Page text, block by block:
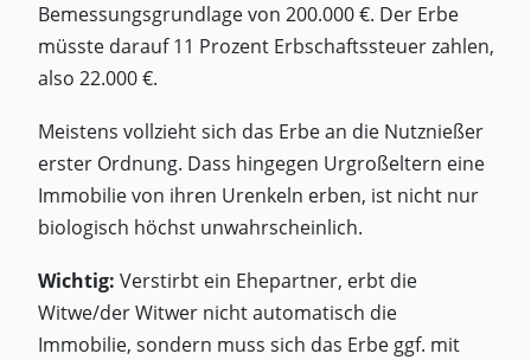
Bemessungsgrundlage von 200.000 €. Der Erbe
müsste darauf 11 Prozent Erbschaftssteuer zahlen,
also 22.000 €.
Meistens vollzieht sich das Erbe an die Nutznießer
erster Ordnung. Dass hingegen Urgroßeltern eine
Immobilie von ihren Urenkeln erben, ist nicht nur
biologisch höchst unwahrscheinlich.
Wichtig: Verstirbt ein Ehepartner, erbt die
Witwe/der Witwer nicht automatisch die
Immobilie, sondern muss sich das Erbe ggf. mit